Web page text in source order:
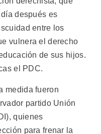
después es
entre los
vulnera el derecho
de sus hijos.
el PDC.
medida fueron
partido Unión
quienes
para frenar la